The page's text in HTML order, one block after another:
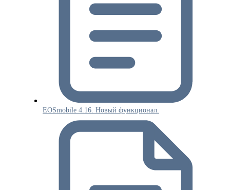
EOSmobile 4.16. Новый функционал.